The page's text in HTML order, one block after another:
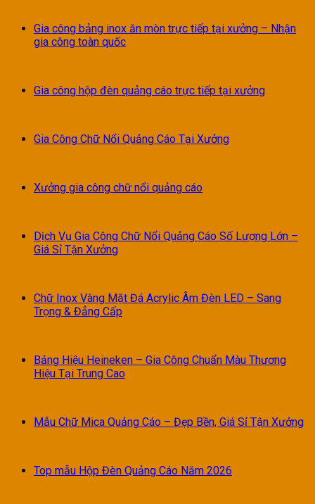
Gia công bảng inox ăn mòn trực tiếp tại xưởng – Nhận
gia công toàn quốc
Gia công hộp đèn quảng cáo trực tiếp tại xưởng
Gia Công Chữ Nổi Quảng Cáo Tại Xưởng
Xưởng gia công chữ nổi quảng cáo
Dịch Vụ Gia Công Chữ Nổi Quảng Cáo Số Lượng Lớn –
Giá Sỉ Tận Xưởng
Chữ Inox Vàng Mặt Đá Acrylic Âm Đèn LED – Sang
Trọng & Đẳng Cấp
Bảng Hiệu Heineken – Gia Công Chuẩn Màu Thương
Hiệu Tại Trung Cao
Mẫu Chữ Mica Quảng Cáo – Đẹp Bền, Giá Sỉ Tận Xưởng
Top mẫu Hộp Đèn Quảng Cáo Năm 2026